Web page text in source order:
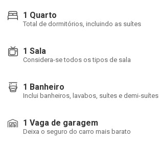
1 Quarto
Total de dormitórios, incluindo as suítes
1 Sala
Considera-se todos os tipos de sala
1 Banheiro
Inclui banheiros, lavabos, suítes e demi-suítes
1 Vaga de garagem
Deixa o seguro do carro mais barato